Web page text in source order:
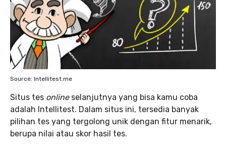
Source: Intellitest.me
Situs tes online selanjutnya yang bisa kamu coba
adalah Intellitest. Dalam situs ini, tersedia banyak
pilihan tes yang tergolong unik dengan fitur menarik,
berupa nilai atau skor hasil tes.